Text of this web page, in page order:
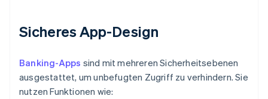
Sicheres App-Design
Banking-Apps sind mit mehreren Sicherheitsebenen
ausgestattet, um unbefugten Zugriff zu verhindern. Sie
nutzen Funktionen wie: